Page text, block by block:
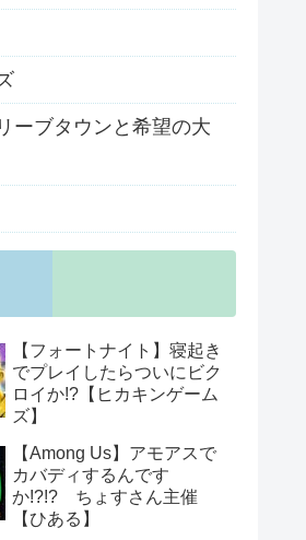
ブタウンと希望の大
【フォートナイト】寝起き
でプレイしたらついにビク
ロイか!?【ヒカキンゲーム
ズ】
【Among Us】アモアスで
カバディするんです
か!?!? ちょすさん主催
【ひある】